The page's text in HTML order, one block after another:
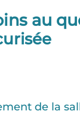
au
de la